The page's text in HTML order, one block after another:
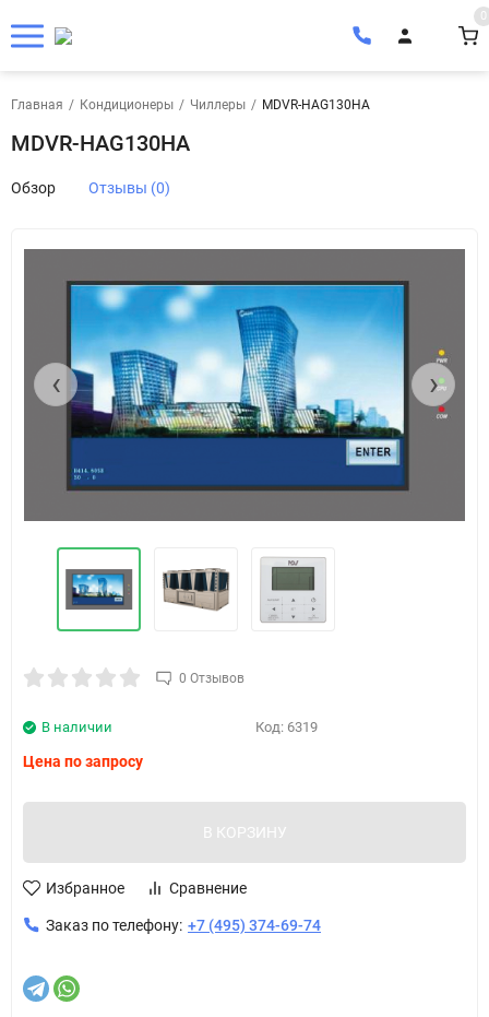
0
Главная / Кондиционеры / Чиллеры / MDVR-HAG130HA
MDVR-HAG130HA
Обзор Отзывы (0)
‹ ›
0 Отзывов
Код: 6319
В наличии
Цена по запросу
В КОРЗИНУ
Избранное Сравнение
Заказ по телефону: +7 (495) 374-69-74